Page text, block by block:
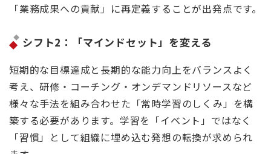
「業務成果への貢献」に再定義することが出発点です。
シフト2：「マインドセット」を変える
短期的な目標達成と長期的な能力向上をバランスよく
考え、研修・コーチング・オンデマンドリソースなど
様々な手法を組み合わせた「常時学習のしくみ」を構
築する必要があります。学習を「イベント」ではなく
「習慣」として組織に埋め込む発想の転換が求められ